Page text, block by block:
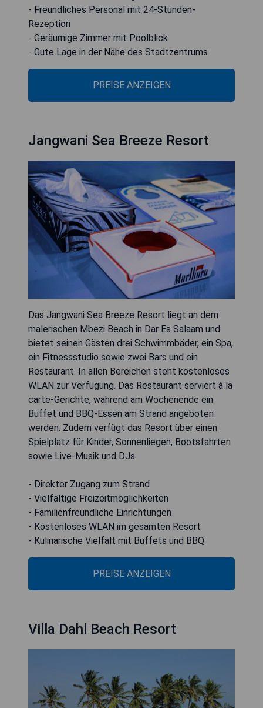
- Freundliches Personal mit 24-Stunden-
Rezeption
- Geräumige Zimmer mit Poolblick
- Gute Lage in der Nähe des Stadtzentrums
PREISE ANZEIGEN
Jangwani Sea Breeze Resort
Das Jangwani Sea Breeze Resort liegt an dem
malerischen Mbezi Beach in Dar Es Salaam und
bietet seinen Gästen drei Schwimmbäder, ein Spa,
ein Fitnessstudio sowie zwei Bars und ein
Restaurant. In allen Bereichen steht kostenloses
WLAN zur Verfügung. Das Restaurant serviert à la
carte-Gerichte, während am Wochenende ein
Buffet und BBQ-Essen am Strand angeboten
werden. Zudem verfügt das Resort über einen
Spielplatz für Kinder, Sonnenliegen, Bootsfahrten
sowie Live-Musik und DJs.
- Direkter Zugang zum Strand
- Vielfältige Freizeitmöglichkeiten
- Familienfreundliche Einrichtungen
- Kostenloses WLAN im gesamten Resort
- Kulinarische Vielfalt mit Buffets und BBQ
PREISE ANZEIGEN
Villa Dahl Beach Resort